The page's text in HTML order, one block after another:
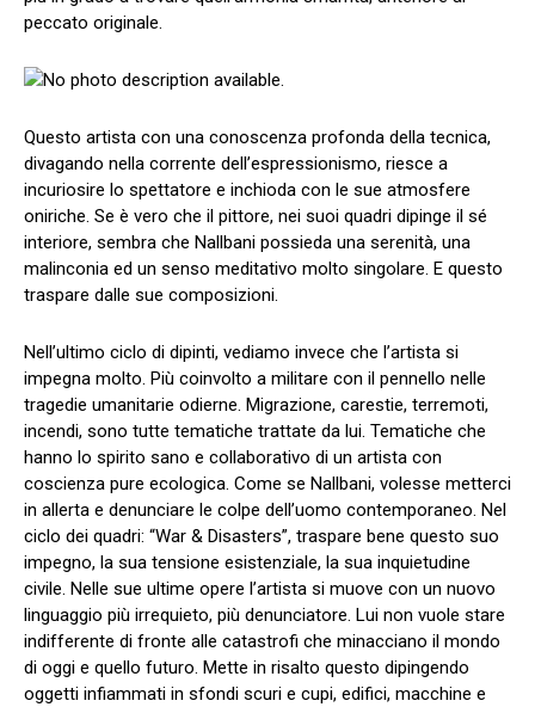
peccato originale.
Questo artista con una conoscenza profonda della tecnica,
divagando nella corrente dell’espressionismo, riesce a
incuriosire lo spettatore e inchioda con le sue atmosfere
oniriche. Se è vero che il pittore, nei suoi quadri dipinge il sé
interiore, sembra che Nallbani possieda una serenità, una
malinconia ed un senso meditativo molto singolare. E questo
traspare dalle sue composizioni.
Nell’ultimo ciclo di dipinti, vediamo invece che l’artista si
impegna molto. Più coinvolto a militare con il pennello nelle
tragedie umanitarie odierne. Migrazione, carestie, terremoti,
incendi, sono tutte tematiche trattate da lui. Tematiche che
hanno lo spirito sano e collaborativo di un artista con
coscienza pure ecologica. Come se Nallbani, volesse metterci
in allerta e denunciare le colpe dell’uomo contemporaneo. Nel
ciclo dei quadri: “War & Disasters”, traspare bene questo suo
impegno, la sua tensione esistenziale, la sua inquietudine
civile. Nelle sue ultime opere l’artista si muove con un nuovo
linguaggio più irrequieto, più denunciatore. Lui non vuole stare
indifferente di fronte alle catastrofi che minacciano il mondo
di oggi e quello futuro. Mette in risalto questo dipingendo
oggetti infiammati in sfondi scuri e cupi, edifici, macchine e